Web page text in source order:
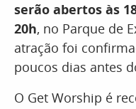
serão abertos às
20h, no Parque de
atração foi
poucos dias antes
O Get Worship é